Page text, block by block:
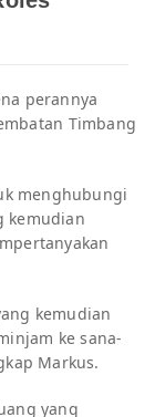
perannya
Timbang
menghubungi
kemudian
kemudian
ke sana-
Markus.
yang